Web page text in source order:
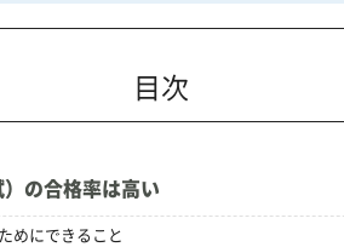
目次
の合格率は高い
めにできること